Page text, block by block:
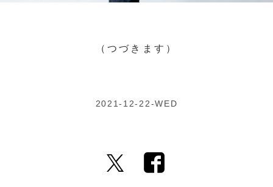
（つづきます）
2021-12-22-WED